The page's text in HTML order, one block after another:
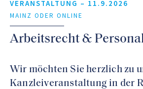
VERANSTALTUNG – 11.9.2026
MAINZ ODER ONLINE
Arbeitsrecht &
Wir möchten Sie herzlich zu
Kanzleiveranstaltung in der